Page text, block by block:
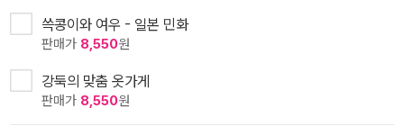
쓱콩이와 여우 - 일본 민화
판매가 8,550원
강둑의 맞춤 옷가게
판매가 8,550원